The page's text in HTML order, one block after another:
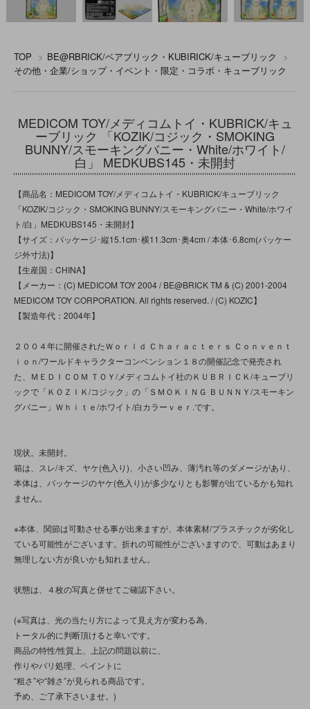
TOP > BE@RBRICK/ベアブリック・KUBIRICK/キューブリック
>
その他・企業/ショップ・イベント・限定・コラボ・キューブリック
MEDICOM TOY/メディコムトイ・KUBRICK/キュ
ーブリック 「KOZIK/コジック・SMOKING
BUNNY/スモーキングバニー・White/ホワイト/
白」 MEDKUBS145・未開封
【商品名：MEDICOM TOY/メディコムトイ・KUBRICK/キューブリック
「KOZIK/コジック・SMOKING BUNNY/スモーキングバニー・White/ホワイ
ト/白」MEDKUBS145・未開封】
【サイズ：パッケージ･縦15.1cm･横11.3cm･奥4cm / 本体･6.8cm(パッケー
ジ外寸法)】
【生産国：CHINA】
【メーカー：(C) MEDICOM TOY 2004 / BE@BRICK TM & (C) 2001-2004
MEDICOM TOY CORPORATION. All rights reserved. / (C) KOZIC】
【製造年代：2004年】
２００４年に開催されたＷｏｒｌｄ Ｃｈａｒａｃｔｅｒｓ Ｃｏｎｖｅｎｔ
ｉｏｎ/ワールドキャラクターコンベンション１８の開催記念で発売され
た、ＭＥＤＩＣＯＭ ＴＯＹ/メディコムトイ社のＫＵＢＲＩＣＫ/キューブリ
ックで「ＫＯＺＩＫ/コジック」の「ＳＭＯＫＩＮＧ ＢＵＮＮＹ/スモーキン
グバニー」Ｗｈｉｔｅ/ホワイト/白カラーｖｅｒ.です。
現状。未開封。
箱は、スレ/キズ、ヤケ(色入り)、小さい凹み、薄汚れ等のダメージがあり、
本体は、パッケージのヤケ(色入り)が多少なりとも影響が出ているかも知れ
ません。
※本体、関節は可動させる事が出来ますが、本体素材/プラスチックが劣化し
ている可能性がございます。折れの可能性がございますので、可動はあまり
無理しない方が良いかも知れません。
状態は、４枚の写真と併せてご確認下さい。
(※写真は、光の当たり方によって見え方が変わる為、
トータル的に判断頂けると幸いです。
商品の特性/性質上、上記の問題以前に、
作りやバリ処理、ペイントに
“粗さ”や“雑さ”が見られる商品です。
予め、ご了承下さいませ。)